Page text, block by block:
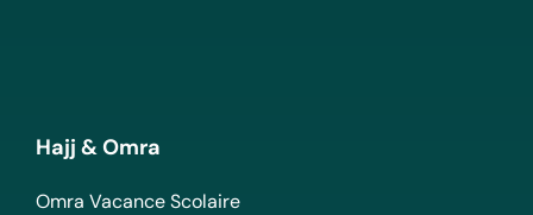
Hajj & Omra
Omra Vacance Scolaire